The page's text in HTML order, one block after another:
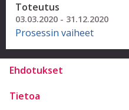
Toteutus
03.03.2020 - 31.12.2020
Prosessin vaiheet
Ehdotukset
Tietoa